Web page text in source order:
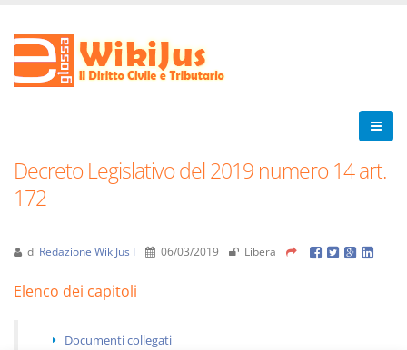
Decreto Legislativo del 2019 numero 14 art.
172
di Redazione WikiJus I 06/03/2019 Libera
Elenco dei capitoli
Documenti collegati